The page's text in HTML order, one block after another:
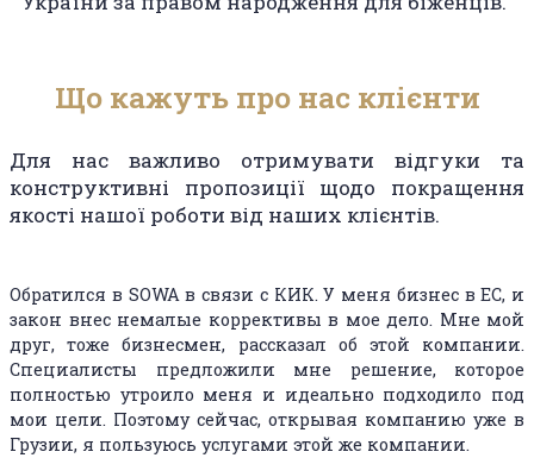
Що кажуть про нас клієнти
Для нас важливо отримувати відгуки та
конструктивні пропозиції щодо покращення
якості нашої роботи від наших клієнтів.
Обратился в SOWA в связи с КИК. У меня бизнес в ЕС, и
закон внес немалые коррективы в мое дело. Мне мой
друг, тоже бизнесмен, рассказал об этой компании.
Специалисты предложили мне решение, которое
полностью утроило меня и идеально подходило под
мои цели. Поэтому сейчас, открывая компанию уже в
Грузии, я пользуюсь услугами этой же компании.